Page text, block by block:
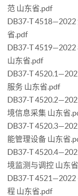
范 山东省.pdf
DB37-T 4518—2022
省.pdf
DB37-T
山东省.pdf
DB37-T
服务 山东省.pdf
DB37-T
境信息采集 山东省
DB37-T
能管理设备 山东省
DB37-T
境监测与调控 山东
DB37-T
程 山东省.pdf